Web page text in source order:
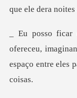
ceu,
espaço